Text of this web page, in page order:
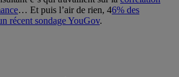
… Et puis l’air de rien, 46% des
récent sondage YouGov.